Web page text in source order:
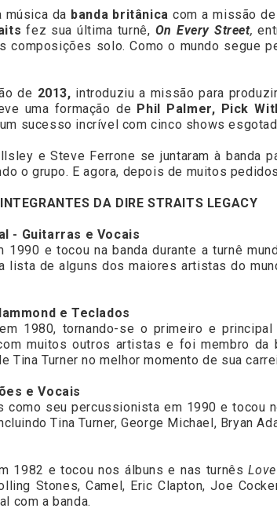
música da banda britânicacom a missão
fez sua última turnê, On Every Street,
composições solo. Como o mundo segue
de 2013, introduziu a missão para
uma formação de Phil Palmer, Pick
sucesso incrível com cinco shows
e Steve Ferrone se juntaram à
o grupo. E agora, depois de muitos
DA DIRE STRAITS LEGACY
- Guitarras e Vocais
1990 e tocou na banda durante a turnê
lista de alguns dos maiores artistas do
e Teclados
1980, tornando-se o primeiro e
muitos outros artistas e foi membro
Tina Turner no melhor momento de sua
e Vocais
como seu percussionista em 1990 e tocou
Tina Turner, George Michael, Bryan
1982 e tocou nos álbuns e nas turnês
Stones, Camel, Eric Clapton, Joe
com a banda.